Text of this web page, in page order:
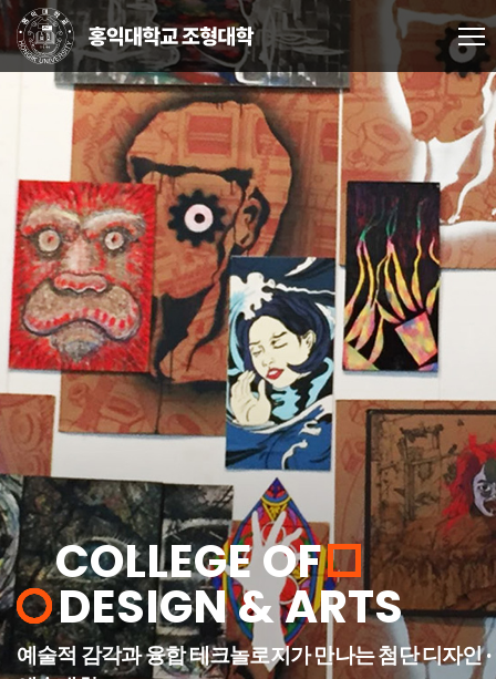
COLLEGE OF
DESIGN & ARTS
예술적 감각과 융합 테크놀로지가 만나는 첨단 디자인 ·